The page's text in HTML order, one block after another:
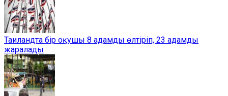
Таиландта бір оқушы 8 адамды өлтіріп, 23 адамды
жаралады